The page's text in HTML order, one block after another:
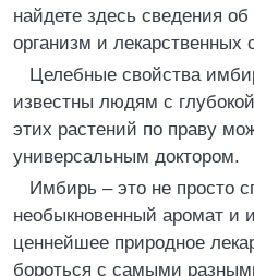
найдете здесь сведения
организм и лекарственных
Целебные свойства
известны людям с
этих растений по праву
универсальным доктором.
Имбирь – это не просто
необыкновенный аромат и
ценнейшее природное
бороться с самыми